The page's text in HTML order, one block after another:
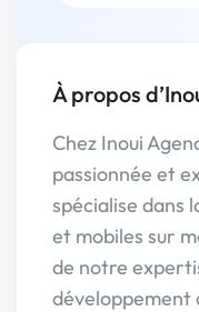
À propos
Chez Inoui
passionnée et
spécialise dans
et mobiles sur
de notre
développement